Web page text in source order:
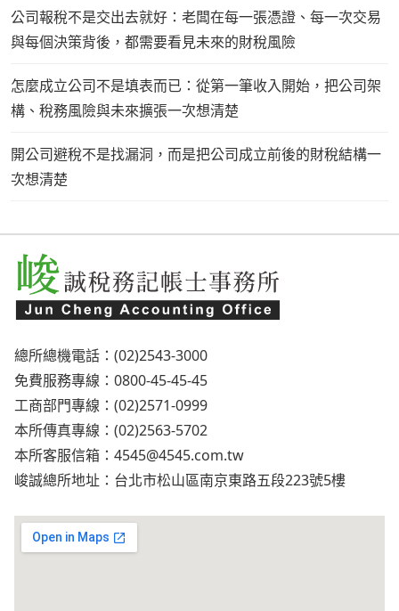
公司報稅不是交出去就好：老闆在每一張憑證、每一次交易
與每個決策背後，都需要看見未來的財稅風險
怎麼成立公司不是填表而已：從第一筆收入開始，把公司架
構、稅務風險與未來擴張一次想清楚
開公司避稅不是找漏洞，而是把公司成立前後的財稅結構一
次想清楚
總所總機電話：(02)2543-3000
免費服務專線：0800-45-45-45
工商部門專線：(02)2571-0999
本所傳真專線：(02)2563-5702
本所客服信箱： 4545@4545.com.tw
峻誠總所地址：台北市松山區南京東路五段223號5樓